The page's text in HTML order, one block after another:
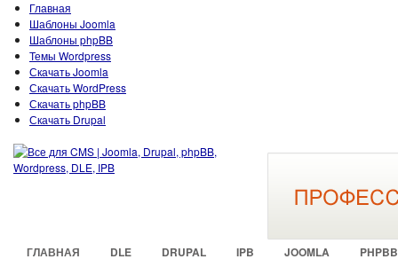
Главная
Шаблоны Joomla
Шаблоны phpBB
Темы Wordpress
Скачать Joomla
Скачать WordPress
Скачать phpBB
Скачать Drupal
ГЛАВНАЯ DLE DRUPAL IPB JOOMLA PHPBB